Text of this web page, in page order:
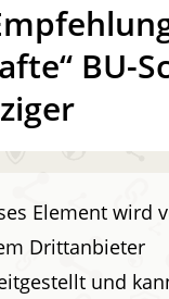
BU-
Element wird
Drittanbieter
und